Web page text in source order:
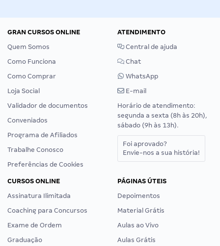
GRAN CURSOS ONLINE
Quem Somos
Como Funciona
Como Comprar
Loja Social
Validador de documentos
Conveniados
Programa de Afiliados
Trabalhe Conosco
Preferências de Cookies
ATENDIMENTO
Central de ajuda
Chat
WhatsApp
E-mail
Horário de atendimento:
segunda a sexta (8h às 20h),
sábado (9h às 13h).
Foi aprovado?
Envie-nos a sua história!
CURSOS ONLINE
Assinatura Ilimitada
Coaching para Concursos
Exame de Ordem
Graduação
PÁGINAS ÚTEIS
Depoimentos
Material Grátis
Aulas ao Vivo
Aulas Grátis